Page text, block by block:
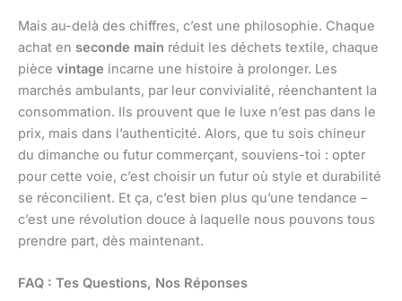
Mais au-delà des chiffres, c’est une philosophie. Chaque
achat en seconde main réduit les déchets textile, chaque
pièce vintage incarne une histoire à prolonger. Les
marchés ambulants, par leur convivialité, réenchantent la
consommation. Ils prouvent que le luxe n’est pas dans le
prix, mais dans l’authenticité. Alors, que tu sois chineur
du dimanche ou futur commerçant, souviens-toi : opter
pour cette voie, c’est choisir un futur où style et durabilité
se réconcilient. Et ça, c’est bien plus qu’une tendance –
c’est une révolution douce à laquelle nous pouvons tous
prendre part, dès maintenant.
FAQ : Tes Questions, Nos Réponses